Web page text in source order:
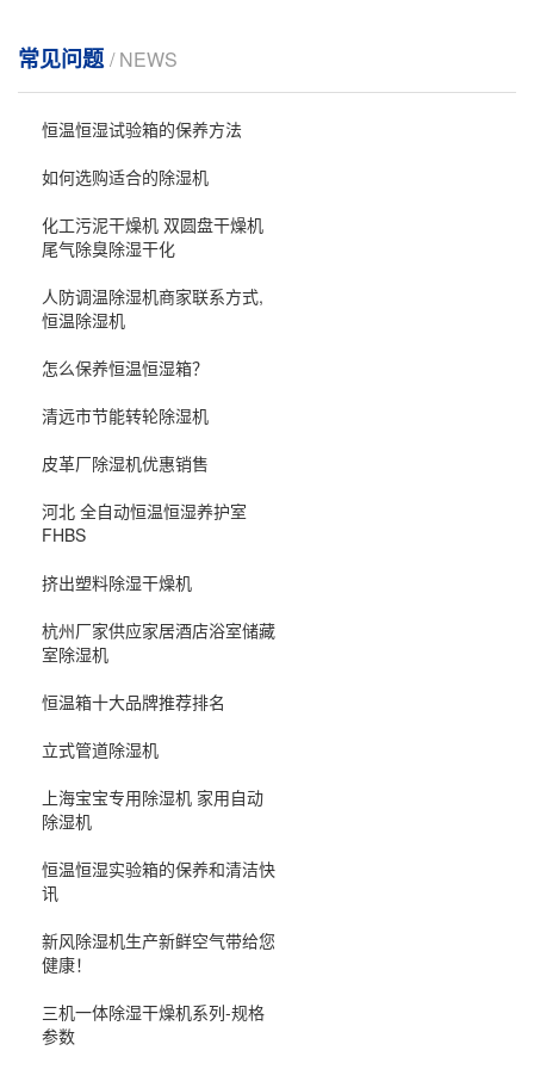
常见问题/ NEWS
恒温恒湿试验箱的保养方法
如何选购适合的除湿机
化工污泥干燥机 双圆盘干燥机
尾气除臭除湿干化
人防调温除湿机商家联系方式,
恒温除湿机
怎么保养恒温恒湿箱？
清远市节能转轮除湿机
皮革厂除湿机优惠销售
河北 全自动恒温恒湿养护室
FHBS
挤出塑料除湿干燥机
杭州厂家供应家居酒店浴室储藏
室除湿机
恒温箱十大品牌推荐排名
立式管道除湿机
上海宝宝专用除湿机 家用自动
除湿机
恒温恒湿实验箱的保养和清洁快
讯
新风除湿机生产新鲜空气带给您
健康！
三机一体除湿干燥机系列-规格
参数